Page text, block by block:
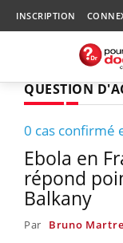
INSCRIPTION
QUESTION
0 cas confirmé
Ebola en
répond
Balkany
Par Bruno